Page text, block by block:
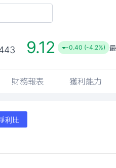
9.12 -0.40 (-4.2%)
財務報表 獲利能力
利比